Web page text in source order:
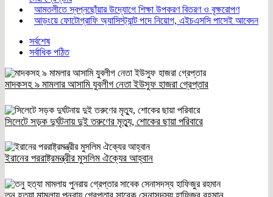
আমতলীতে স্বপ্নছোঁয়ার উদ্যোগে শিক্ষা উপকরণ বিতরণ ও বৃক্ষরোপণ
আড়ংয়ে ফোটোগ্রাফি অ্যাসিস্ট্যান্ট পদে নিয়োগ, এইচএসসি পাসেই আবেদন
সর্বশেষ
সর্বাধিক পঠিত
মাদকসহ ৯ মামলার আসামি যুবলীগ নেতা ইউসুফ হাজরা গ্রেপ্তার
সিলেটে সড়ক দুর্ঘটনায় দুই তরুণের মৃত্যু, শোকের ছায়া পরিবারে
ইরানের পররাষ্ট্রমন্ত্রীর মুসলিম ঐক্যের আহ্বান